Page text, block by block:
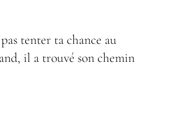
tenter ta chance au
il a trouvé son chemin